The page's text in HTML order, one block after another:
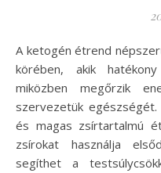
A ketogén étrend népszerűsége töretlenül növekszik azok
körében, akik
miközben megőrzik
szervezetük
és magas zsírtartalmú
zsírokat használja
segíthet a